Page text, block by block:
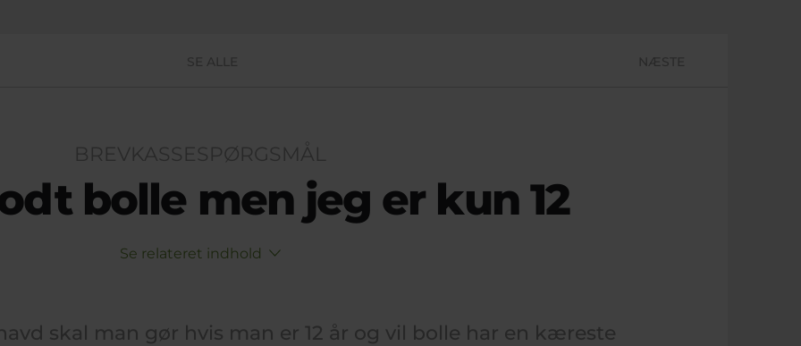
SE ALLE NÆSTE
BREVKASSESPØRGSMÅL
bolle men jeg er kun 12
Se relateret indhold
skal man gør hvis man er 12 år og vil bolle har en kæreste